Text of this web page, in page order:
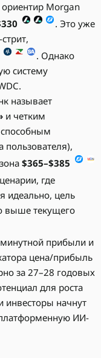
Morgan
. Это уже
. Однако
систему
называет
и четким
пользователя),
$365–$385
где
идеально, цель
выше текущего
прибыли и
цена/прибыль
за 27–28 годовых
для роста
инвесторы начнут
ИИ-